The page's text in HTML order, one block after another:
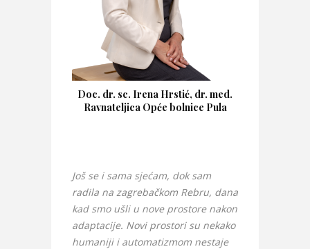
Doc. dr. sc. Irena Hrstić, dr. med.
Ravnateljica Opće bolnice Pula
Još se i sama sjećam, dok sam
radila na zagrebačkom Rebru, dana
kad smo ušli u nove prostore nakon
adaptacije. Novi prostori su nekako
humaniji i automatizmom nestaje